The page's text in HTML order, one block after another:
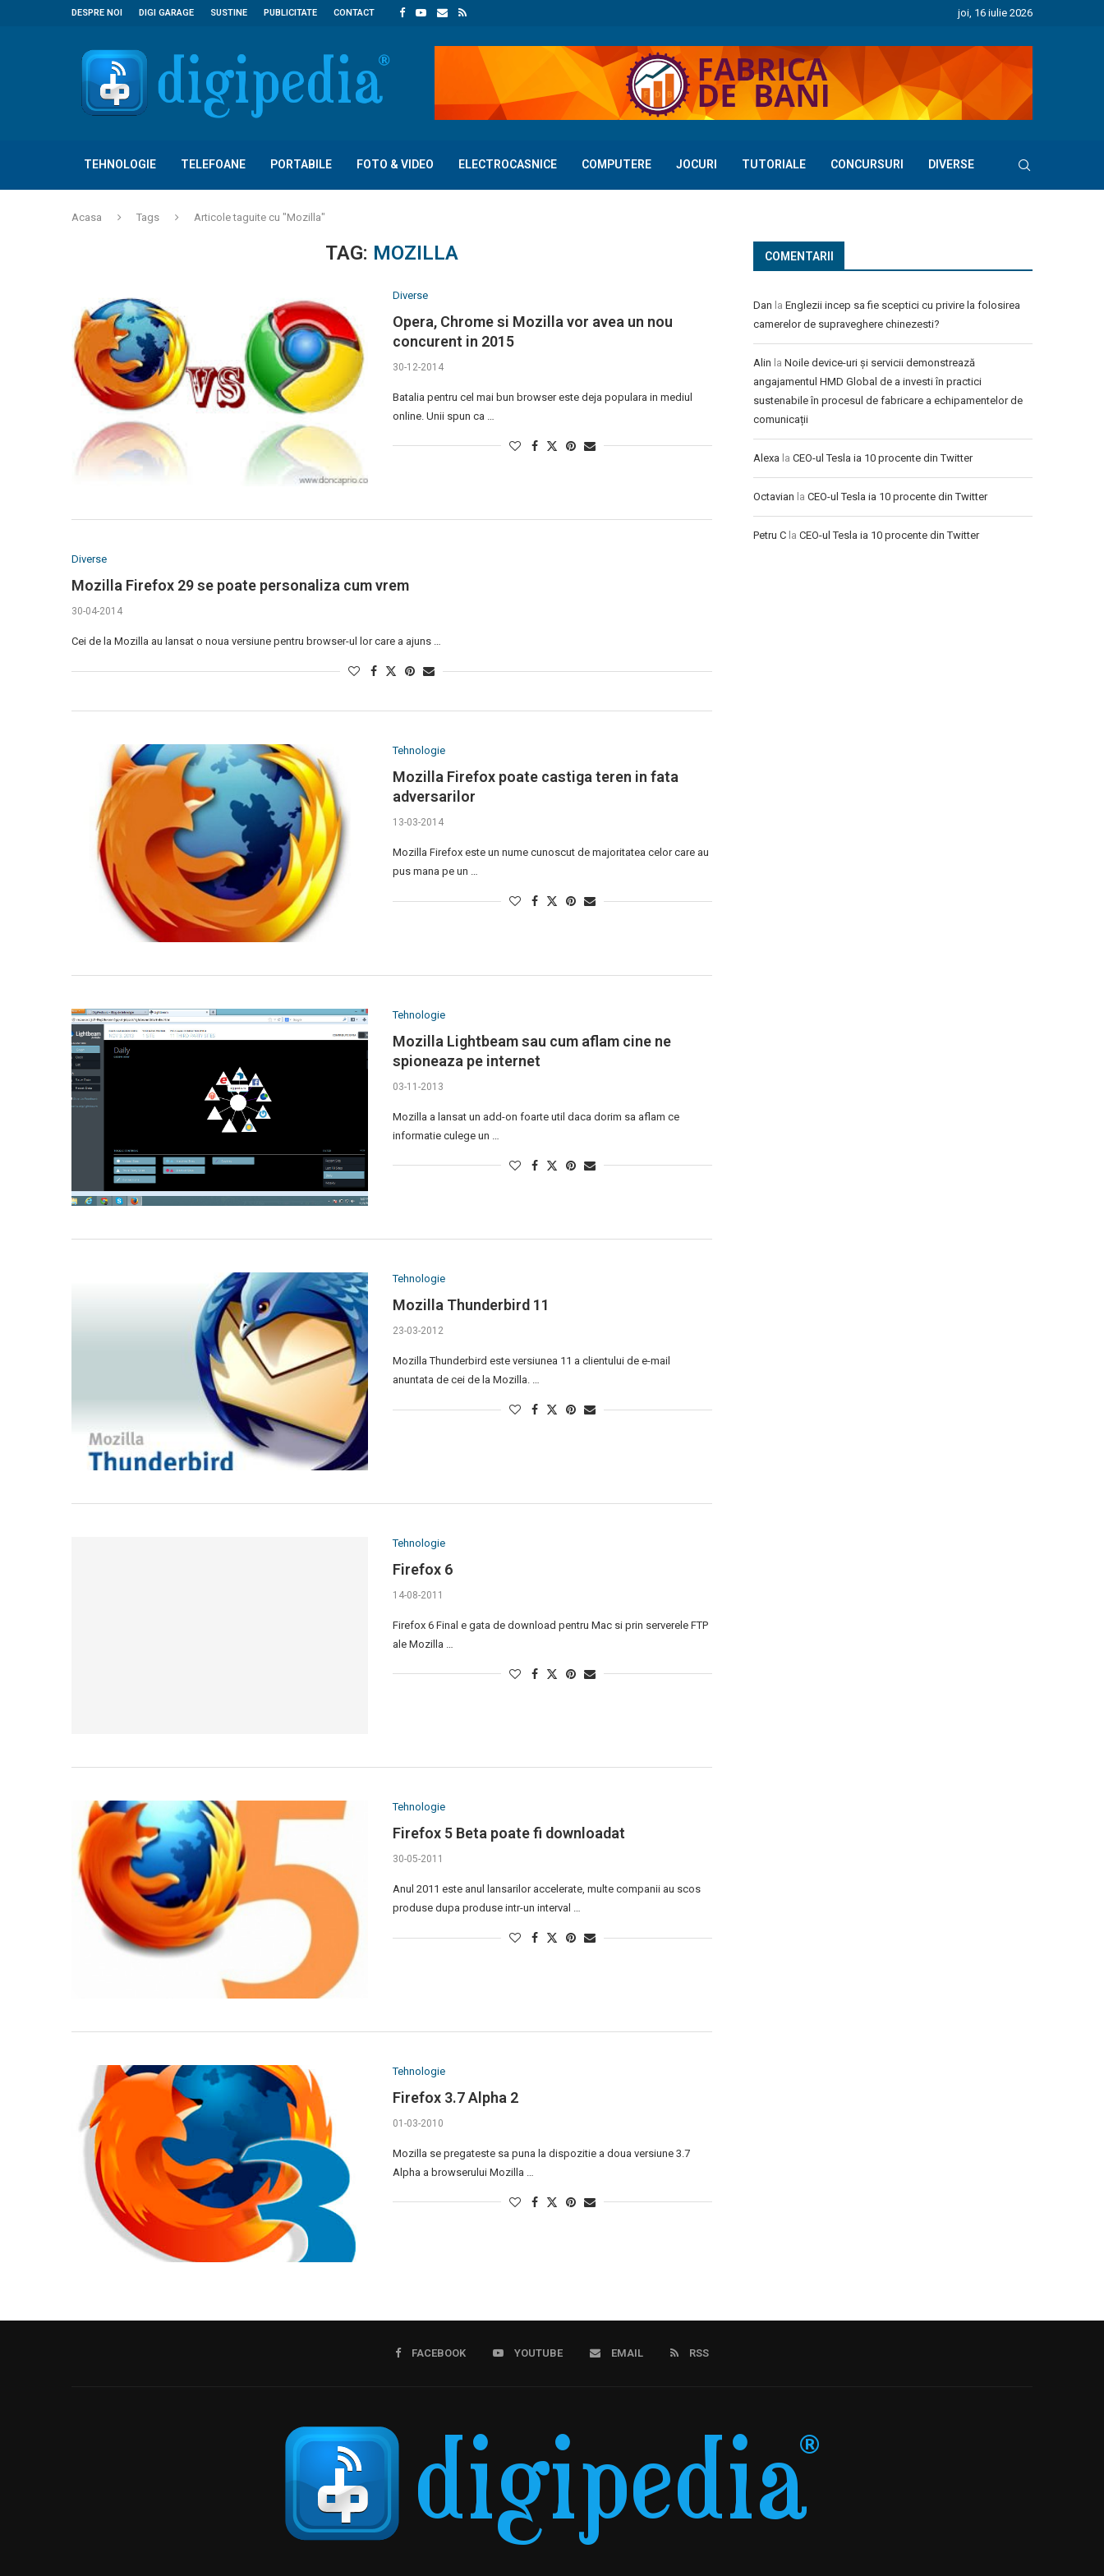
DESPRE NOI DIGI GARAGE SUSTINE PUBLICITATE CONTACT joi, 16 iulie 2026
TEHNOLOGIE TELEFOANE PORTABILE FOTO & VIDEO ELECTROCASNICE COMPUTERE JOCURI TUTORIALE CONCURSURI DIVERSE
Acasa Tags Articole taguite cu "Mozilla"
TAG: MOZILLA
Diverse
Opera, Chrome si Mozilla vor avea un nou
concurent in 2015
30-12-2014
Batalia pentru cel mai bun browser este deja populara in mediul
online. Unii spun ca …
Diverse
Mozilla Firefox 29 se poate personaliza cum vrem
30-04-2014
Cei de la Mozilla au lansat o noua versiune pentru browser-ul lor care a ajuns …
Tehnologie
Mozilla Firefox poate castiga teren in fata
adversarilor
13-03-2014
Mozilla Firefox este un nume cunoscut de majoritatea celor care au
pus mana pe un …
Tehnologie
Mozilla Lightbeam sau cum aflam cine ne
spioneaza pe internet
03-11-2013
Mozilla a lansat un add-on foarte util daca dorim sa aflam ce
informatie culege un …
Tehnologie
Mozilla Thunderbird 11
23-03-2012
Mozilla Thunderbird este versiunea 11 a clientului de e-mail
anuntata de cei de la Mozilla. …
Tehnologie
Firefox 6
14-08-2011
Firefox 6 Final e gata de download pentru Mac si prin serverele FTP
ale Mozilla …
Tehnologie
Firefox 5 Beta poate fi downloadat
30-05-2011
Anul 2011 este anul lansarilor accelerate, multe companii au scos
produse dupa produse intr-un interval …
Tehnologie
Firefox 3.7 Alpha 2
01-03-2010
Mozilla se pregateste sa puna la dispozitie a doua versiune 3.7
Alpha a browserului Mozilla …
COMENTARII
Dan la Englezii incep sa fie sceptici cu privire la folosirea
camerelor de supraveghere chinezesti?
Alin la Noile device-uri și servicii demonstrează
angajamentul HMD Global de a investi în practici
sustenabile în procesul de fabricare a echipamentelor de
comunicații
Alexa la CEO-ul Tesla ia 10 procente din Twitter
Octavian la CEO-ul Tesla ia 10 procente din Twitter
Petru C la CEO-ul Tesla ia 10 procente din Twitter
FACEBOOK YOUTUBE EMAIL RSS